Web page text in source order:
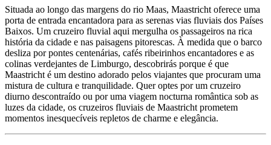
Situada ao longo das margens do rio Maas, Maastricht oferece uma
porta de entrada encantadora para as serenas vias fluviais dos Países
Baixos. Um cruzeiro fluvial aqui mergulha os passageiros na rica
história da cidade e nas paisagens pitorescas. À medida que o barco
desliza por pontes centenárias, cafés ribeirinhos encantadores e as
colinas verdejantes de Limburgo, descobrirás porque é que
Maastricht é um destino adorado pelos viajantes que procuram uma
mistura de cultura e tranquilidade. Quer optes por um cruzeiro
diurno descontraído ou por uma viagem nocturna romântica sob as
luzes da cidade, os cruzeiros fluviais de Maastricht prometem
momentos inesquecíveis repletos de charme e elegância.